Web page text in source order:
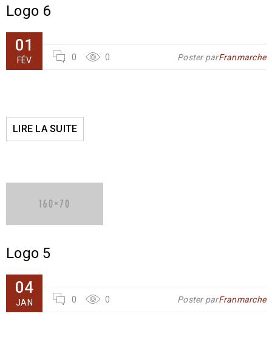
Logo 6
01
FÉV 0 0 Poster parFranmarche
LIRE LA SUITE
Logo 5
04
JAN 0 0 Poster parFranmarche